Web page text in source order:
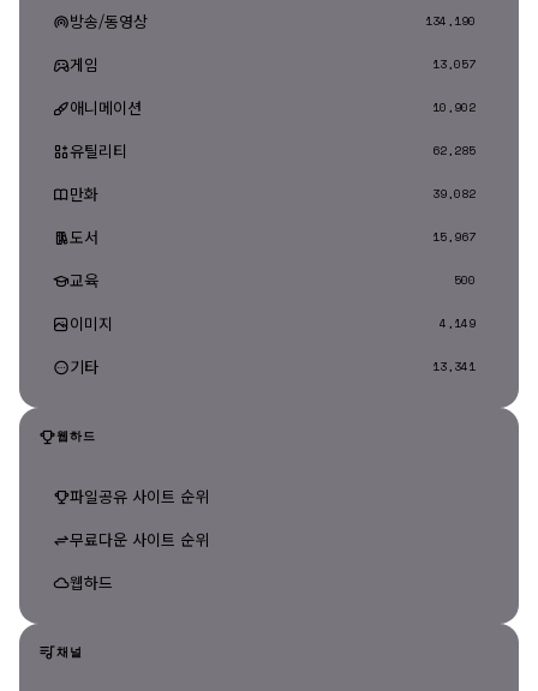
방송/동영상 134,190
게임 13,057
애니메이션 10,902
유틸리티 62,285
만화 39,082
도서 15,967
교육 500
이미지 4,149
기타 13,341
웹하드
파일공유 사이트 순위
무료다운 사이트 순위
웹하드
채널